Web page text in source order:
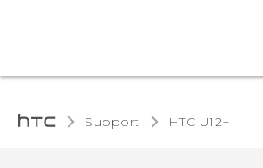
Support HTC U12+‎